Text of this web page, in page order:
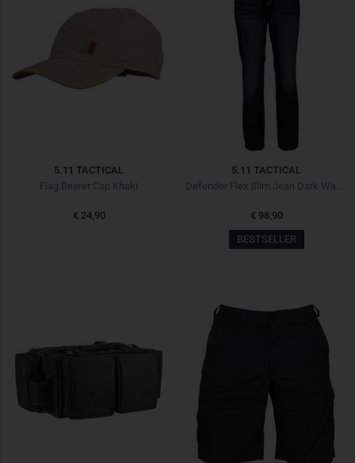
5.11 TACTICAL
Flag Bearer Cap Khaki
€ 24,90
5.11 TACTICAL
Defender Flex Slim Jean Dark Wash Indigo
€ 98,90
BESTSELLER